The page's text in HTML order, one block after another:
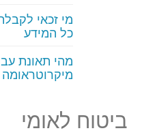
מי זכאי
כל המידע
מהי תאונת
ביטוח לאומי